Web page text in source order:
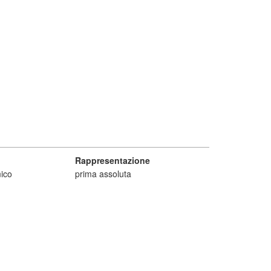
Rappresentazione
prima assoluta